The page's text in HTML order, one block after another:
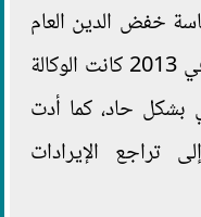
خفض الدين العام
وتوفير الاحتياجات المالية، بينما في 2013 كانت الوكالة
بشكل حاد، كما أدت
تراجع الإيرادات